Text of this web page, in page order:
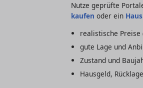
Nutze geprüfte
kaufen oder ein
realistische
gute Lage und
Zustand und
Hausgeld,